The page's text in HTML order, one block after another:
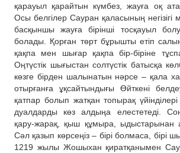
қарауыл қарайтын күмбез, жауға оқ
Осы белгілер Сауран қаласының негізігі
басқыншы жауға бірінші тосқауыл
болады. Қорған төрт бұрышты етіп
қақпа мен шығар қақпа бір-біріне
Оңтүстік шығыстан солтүстік батысқа
көзге бірден шалынатын нәрсе – қала
отырғанға ұқсайтындығы Өйткені
қатпар болып жатқан топырақ
дуалдарды көз алдыңа елестетеді.
қару-жарақ, қыш құмыра, ыдыстарынан
Сәл қазып көрсеңіз – бірі болмаса, бірі
1219 жылы Жошыхан қиратқанымен